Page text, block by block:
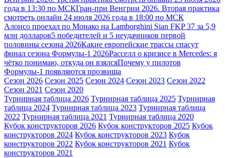
года в 13:30 по МСКГран-при Венгрии 2026. Вторая практика
смотреть онлайн 24 июля 2026 года в 18:00 по МСК
Алонсо проехал по Монако на Lamborghini Sian FKP 37 за 5,9
млн долларов5 победителей и 5 неудачников первой
половины сезона 2026Какие европейские трассы спасут
финал сезона Формулы-1 2026Расселл о кризисе в Mercedes: я
чётко понимаю, откуда он взялсяПочему у пилотов
Формулы-1 появляются прозвища
Сезон 2026 Сезон 2025 Сезон 2024 Сезон 2023 Сезон 2022
Сезон 2021 Сезон 2020
Турнирная таблица 2026 Турнирная таблица 2025 Турнирная
таблица 2024 Турнирная таблица 2023 Турнирная таблица
2022 Турнирная таблица 2021 Турнирная таблица 2020
Кубок конструкторов 2026 Кубок конструкторов 2025 Кубок
конструкторов 2024 Кубок конструкторов 2023 Кубок
конструкторов 2022 Кубок конструкторов 2021 Кубок
конструкторов 2021